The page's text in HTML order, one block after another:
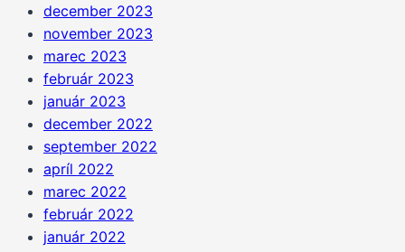
december 2023
november 2023
marec 2023
február 2023
január 2023
december 2022
september 2022
apríl 2022
marec 2022
február 2022
január 2022